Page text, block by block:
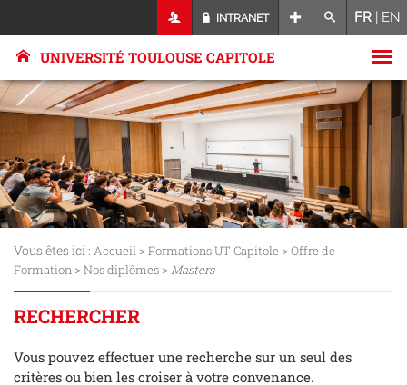
INTRANET FR | EN
UNIVERSITÉ TOULOUSE CAPITOLE
Vous êtes ici : Accueil >Formations UT Capitole >Offre de
Formation >Nos diplômes >Masters
RECHERCHER
Vous pouvez effectuer une recherche sur un seul des
critères ou bien les croiser à votre convenance.